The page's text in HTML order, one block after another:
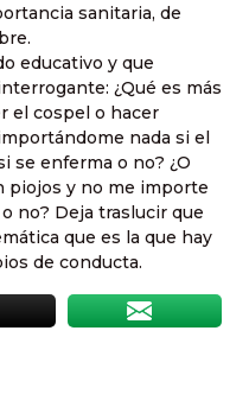
sanitaria, de
educativo y que
¿Qué es más
el cospel o hacer
nada si el
se enferma o no? ¿O
piojos y no me importe
no? Deja traslucir que
que es la que hay
de conducta.